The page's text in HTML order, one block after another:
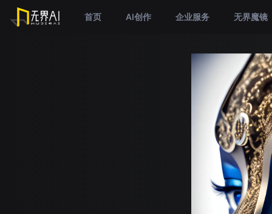
首页 AI创作 企业服务 无界魔镜